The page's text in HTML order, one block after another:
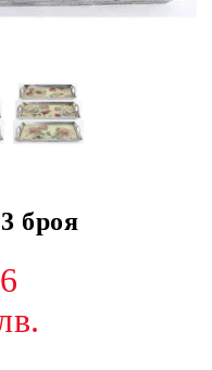
броя